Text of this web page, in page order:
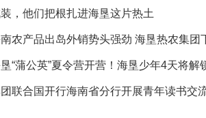
，他们把根扎进海垦这片热土
联合国开行海南省分行开展青年读书交